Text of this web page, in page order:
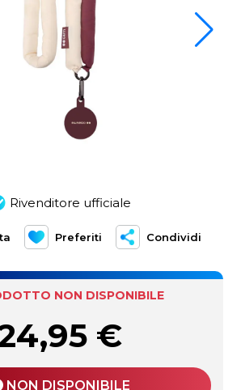
Rivenditore ufficiale
Preferiti Condividi
NON DISPONIBILE
€
NON DISPONIBILE